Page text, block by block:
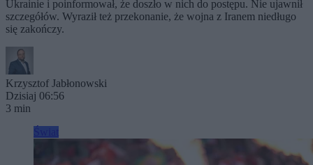
Ukrainie i poinformował, że doszło w nich do postępu. Nie ujawnił
szczegółów. Wyraził też przekonanie, że wojna z Iranem niedługo
się zakończy.
Krzysztof Jabłonowski
Dzisiaj 06:56
3 min